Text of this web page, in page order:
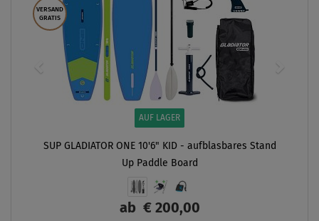
VERSAND
GRATIS
AUF LAGER
SUP GLADIATOR ONE 10'6" KID - aufblasbares Stand
Up Paddle Board
ab € 200,00